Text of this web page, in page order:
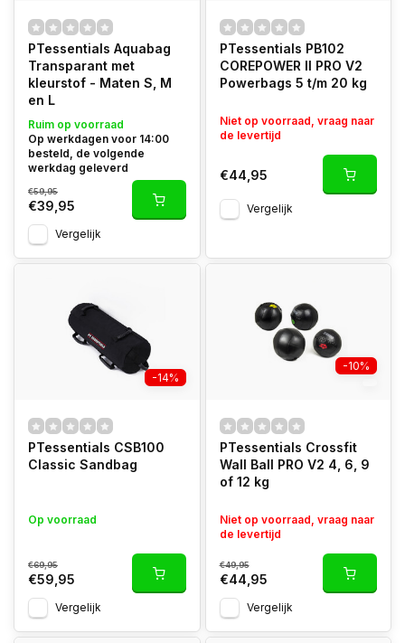
PTessentials Aquabag
Transparant met
kleurstof - Maten S, M
en L
Ruim op voorraad
Op werkdagen voor 14:00
besteld, de volgende
werkdag geleverd
€59,95
€39,95
Vergelijk
PTessentials PB102
COREPOWER II PRO V2
Powerbags 5 t/m 20 kg
Niet op voorraad, vraag naar
de levertijd
€44,95
Vergelijk
-14%
PTessentials CSB100
Classic Sandbag
Op voorraad
€69,95
€59,95
Vergelijk
-10%
PTessentials Crossfit
Wall Ball PRO V2 4, 6, 9
of 12 kg
Niet op voorraad, vraag naar
de levertijd
€49,95
€44,95
Vergelijk